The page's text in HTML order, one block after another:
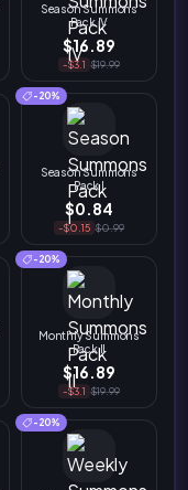
Season Summons
Pack IV
$16.89
-$3.1 $19.99
-20%
Season Summons
Pack I
$0.84
-$0.15 $0.99
-20%
Monthly Summons
Pack II
$16.89
-$3.1 $19.99
-20%